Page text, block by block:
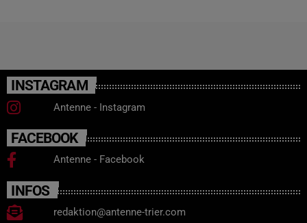
INSTAGRAM
Antenne - Instagram
FACEBOOK
Antenne - Facebook
INFOS
redaktion@antenne-trier.com